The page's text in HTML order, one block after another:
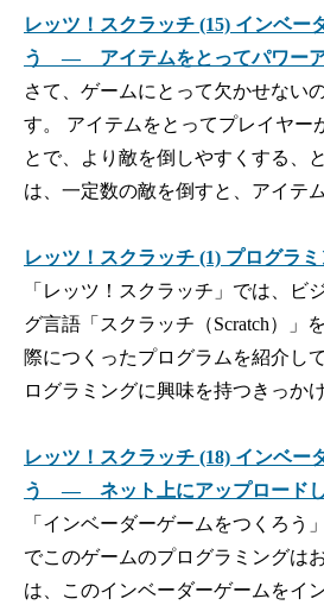
レッツ！スクラッチ (15) インベー
う ― アイテムをとってパワーア
さて、ゲームにとって欠かせない
す。 アイテムをとってプレイヤー
とで、より敵を倒しやすくする、
は、一定数の敵を倒すと、アイテ
レッツ！スクラッチ (1) プログラ
「レッツ！スクラッチ」では、ビ
グ言語「スクラッチ（Scratch）」
際につくったプログラムを紹介し
ログラミングに興味を持つきっか
レッツ！スクラッチ (18) インベー
う ― ネット上にアップロード
「インベーダーゲームをつくろう
でこのゲームのプログラミングは
は、このインベーダーゲームをイ